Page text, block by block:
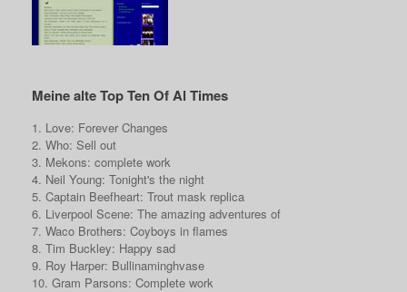
Meine alte Top Ten Of Al Times
1. Love: Forever Changes
2. Who: Sell out
3. Mekons: complete work
4. Neil Young: Tonight's the night
5. Captain Beefheart: Trout mask replica
6. Liverpool Scene: The amazing adventures of
7. Waco Brothers: Coyboys in flames
8. Tim Buckley: Happy sad
9. Roy Harper: Bullinaminghvase
10. Gram Parsons: Complete work